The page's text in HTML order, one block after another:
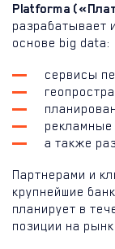
Platforma
разрабатывает
основе big data:
сервисы
а также
Партнерами и
крупнейшие
планирует в
позиции на